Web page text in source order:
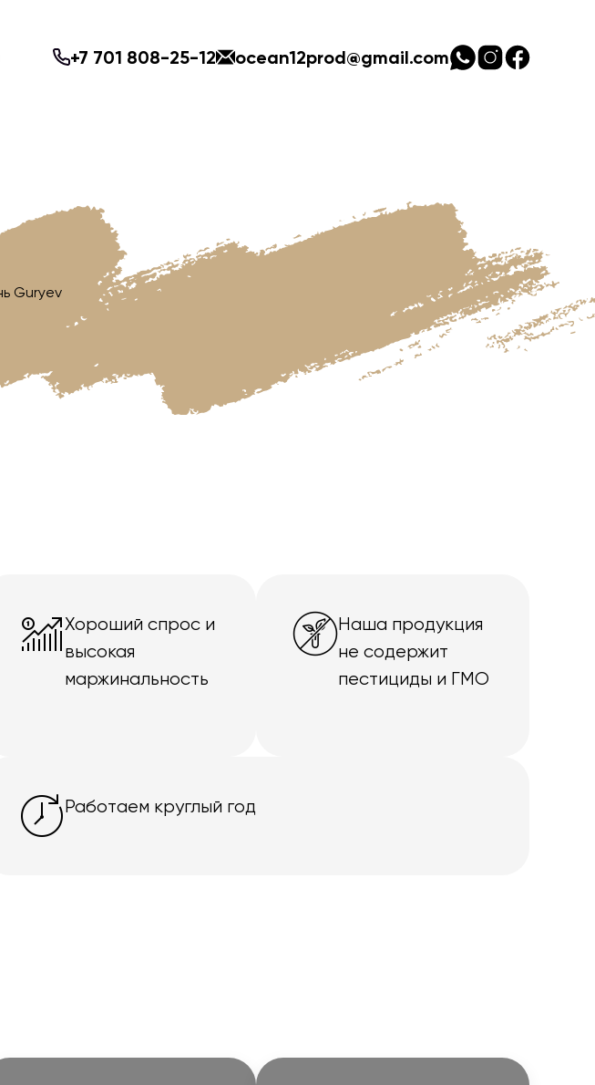
+7 701 808-25-12 ocean12prod@gmail.com
Хороший спрос и
высокая
маржинальность
Наша продукция
не содержит
пестициды и ГМО
Работаем круглый год